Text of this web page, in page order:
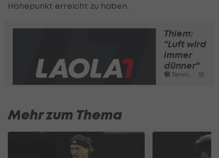
Höhepunkt erreicht zu haben.
Thiem:
"Luft wird
immer
dünner"
Tennis - ATP
Mehr zum Thema